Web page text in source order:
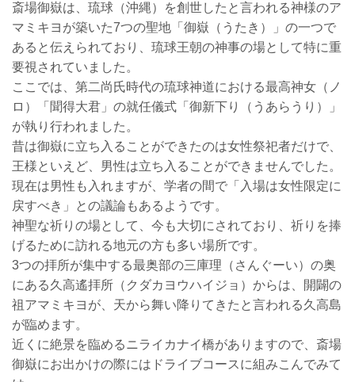
斎場御嶽は、琉球（沖縄）を創世したと言われる神様のア
マミキヨが築いた7つの聖地「御嶽（うたき）」の一つで
あると伝えられており、琉球王朝の神事の場として特に重
要視されていました。
ここでは、第二尚氏時代の琉球神道における最高神女（ノ
ロ）「聞得大君」の就任儀式「御新下り（うあらうり）」
が執り行われました。
昔は御嶽に立ち入ることができたのは女性祭祀者だけで、
王様といえど、男性は立ち入ることができませんでした。
現在は男性も入れますが、学者の間で「入場は女性限定に
戻すべき」との議論もあるようです。
神聖な祈りの場として、今も大切にされており、祈りを捧
げるために訪れる地元の方も多い場所です。
3つの拝所が集中する最奥部の三庫理（さんぐーい）の奥
にある久高遙拝所（クダカヨウハイジョ）からは、開闢の
祖アマミキヨが、天から舞い降りてきたと言われる久高島
が臨めます。
近くに絶景を臨めるニライカナイ橋がありますので、斎場
御嶽にお出かけの際にはドライブコースに組みこんでみて